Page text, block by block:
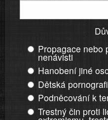
Propagace nebo
nenávisti
Hanobení jiné
Dětská
Podněcování k
Trestný čin proti